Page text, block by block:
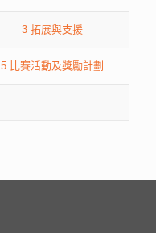
3 拓展與支援
5 比賽活動及獎勵計劃